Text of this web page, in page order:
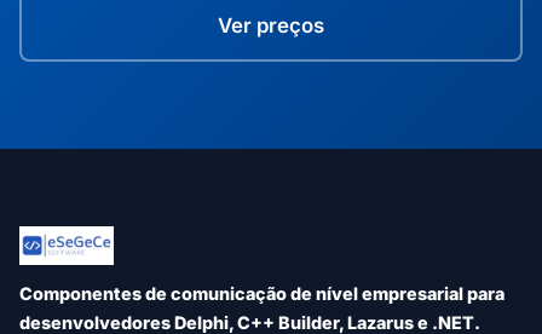
Ver preços
Componentes de comunicação de nível empresarial para
desenvolvedores Delphi, C++ Builder, Lazarus e .NET.